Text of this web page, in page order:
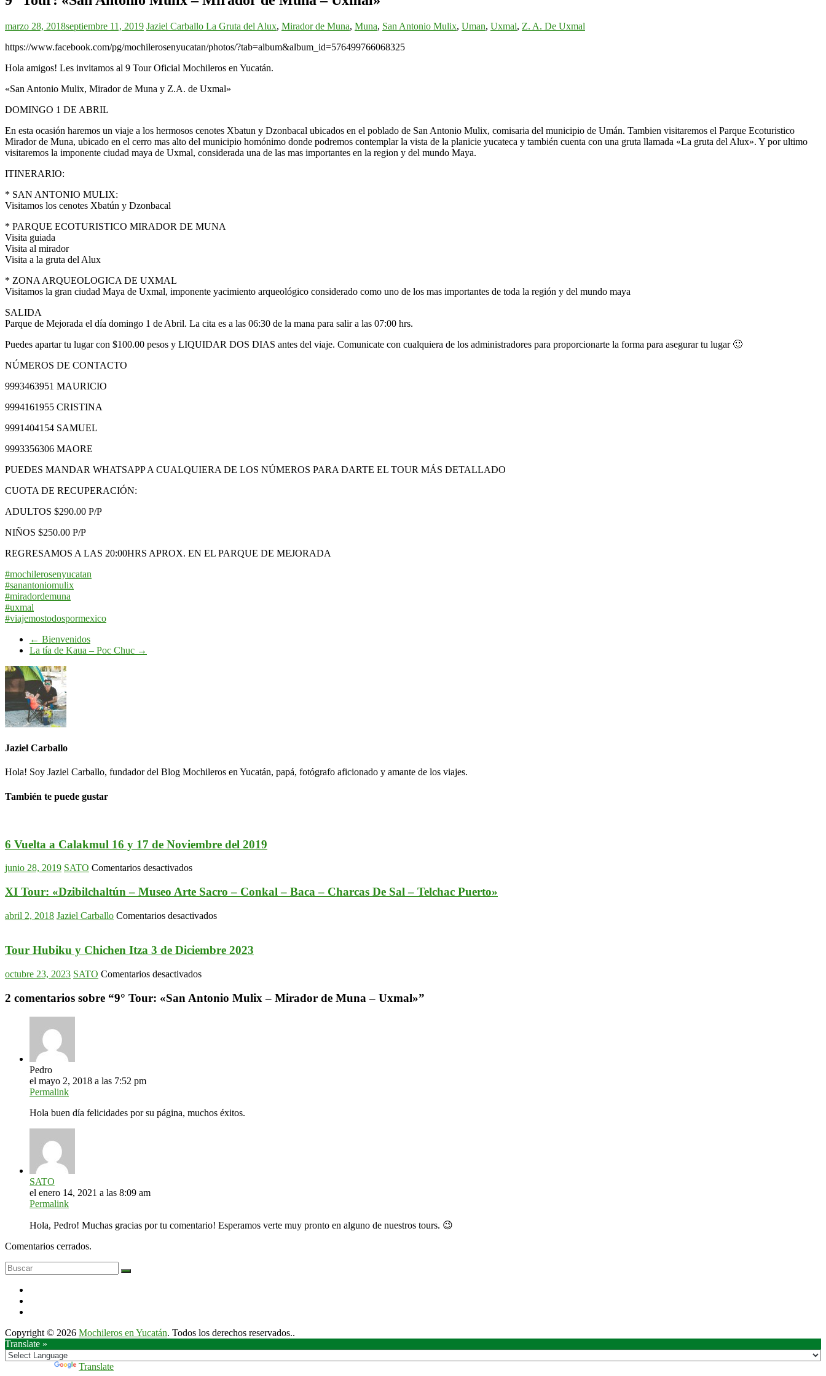
marzo 28, 2018septiembre 11, 2019 Jaziel Carballo La Gruta del Alux, Mirador de Muna, Muna, San Antonio Mulix, Uman, Uxmal, Z. A. De Uxmal
https://www.facebook.com/pg/mochilerosenyucatan/photos/?tab=album&album_id=576499766068325
Hola amigos! Les invitamos al 9 Tour Oficial Mochileros en Yucatán.
«San Antonio Mulix, Mirador de Muna y Z.A. de Uxmal»
DOMINGO 1 DE ABRIL
En esta ocasión haremos un viaje a los hermosos cenotes Xbatun y Dzonbacal ubicados en el poblado de San Antonio Mulix, comisaria del municipio de Umán. Tambien visitaremos el Parque Ecoturistico
Mirador de Muna, ubicado en el cerro mas alto del municipio homónimo donde podremos contemplar la vista de la planicie yucateca y también cuenta con una gruta llamada «La gruta del Alux». Y por ultimo
visitaremos la imponente ciudad maya de Uxmal, considerada una de las mas importantes en la region y del mundo Maya.
ITINERARIO:
* SAN ANTONIO MULIX:
Visitamos los cenotes Xbatún y Dzonbacal
* PARQUE ECOTURISTICO MIRADOR DE MUNA
Visita guiada
Visita al mirador
Visita a la gruta del Alux
* ZONA ARQUEOLOGICA DE UXMAL
Visitamos la gran ciudad Maya de Uxmal, imponente yacimiento arqueológico considerado como uno de los mas importantes de toda la región y del mundo maya
SALIDA
Parque de Mejorada el día domingo 1 de Abril. La cita es a las 06:30 de la mana para salir a las 07:00 hrs.
Puedes apartar tu lugar con $100.00 pesos y LIQUIDAR DOS DIAS antes del viaje. Comunicate con cualquiera de los administradores para proporcionarte la forma para asegurar tu lugar 🙂
NÚMEROS DE CONTACTO
9993463951 MAURICIO
9994161955 CRISTINA
9991404154 SAMUEL
9993356306 MAORE
PUEDES MANDAR WHATSAPP A CUALQUIERA DE LOS NÚMEROS PARA DARTE EL TOUR MÁS DETALLADO
CUOTA DE RECUPERACIÓN:
ADULTOS $290.00 P/P
NIÑOS $250.00 P/P
REGRESAMOS A LAS 20:00HRS APROX. EN EL PARQUE DE MEJORADA
#mochilerosenyucatan
#sanantoniomulix
#miradordemuna
#uxmal
#viajemostodospormexico
← Bienvenidos
La tía de Kaua – Poc Chuc →
Jaziel Carballo
Hola! Soy Jaziel Carballo, fundador del Blog Mochileros en Yucatán, papá, fotógrafo aficionado y amante de los viajes.
También te puede gustar
6 Vuelta a Calakmul 16 y 17 de Noviembre del 2019
junio 28, 2019 SATO Comentarios desactivadosen
Vuelta
a
Calakmul
16
17
de
del
XI Tour: «Dzibilchaltún – Museo Arte Sacro – Conkal – Baca – Charcas De Sal – Telchac Puerto»
abril 2, 2018 Jaziel Carballo Comentarios desactivadosen
«Dzibilchaltún
Sacro
–
Puerto»
Tour Hubiku y Chichen Itza 3 de Diciembre 2023
octubre 23, 2023 SATO Comentarios desactivadosen
Hubiku
2 comentarios sobre “9° Tour: «San Antonio Mulix – Mirador de Muna – Uxmal»”
Pedro
el mayo 2, 2018 a las 7:52 pm
Permalink
Hola buen día felicidades por su página, muchos éxitos.
SATO
el enero 14, 2021 a las 8:09 am
Permalink
Hola, Pedro! Muchas gracias por tu comentario! Esperamos verte muy pronto en alguno de nuestros tours. 😉
Comentarios cerrados.
Copyright © 2026 Mochileros en Yucatán. Todos los derechos reservados..
Translate »
Translate